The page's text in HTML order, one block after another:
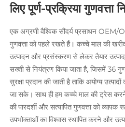
लिए पूर्ण-प्रक्रिया गुणवत्ता
एक अग्रणी वैश्विक सौंदर्य प्रसाधन OEM/
गुणवत्ता को पहले रखते हैं। कच्चे माल की
उत्पादन और प्रसंस्करण से लेकर तैयार उत्पाद
सख्ती से नियंत्रण किया जाता है, जिसमें 36
सुरक्षा प्रदान की जाती है ताकि अयोग्य
जा सके। साथ ही हम कच्चे माल की ट्रेस करने
की पारदर्शी और सत्यापित गुणवत्ता को
उपभोक्ताओं का विश्वास स्थापित करने और